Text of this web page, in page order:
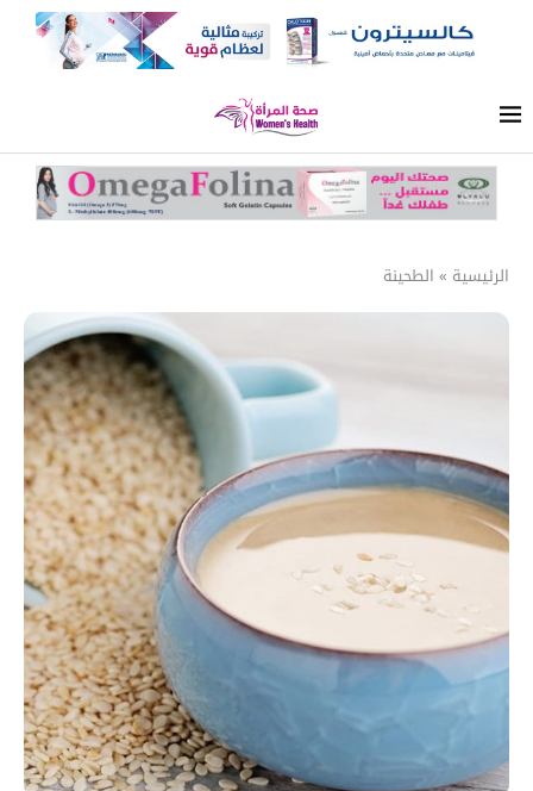
الرئيسية » الطحينة